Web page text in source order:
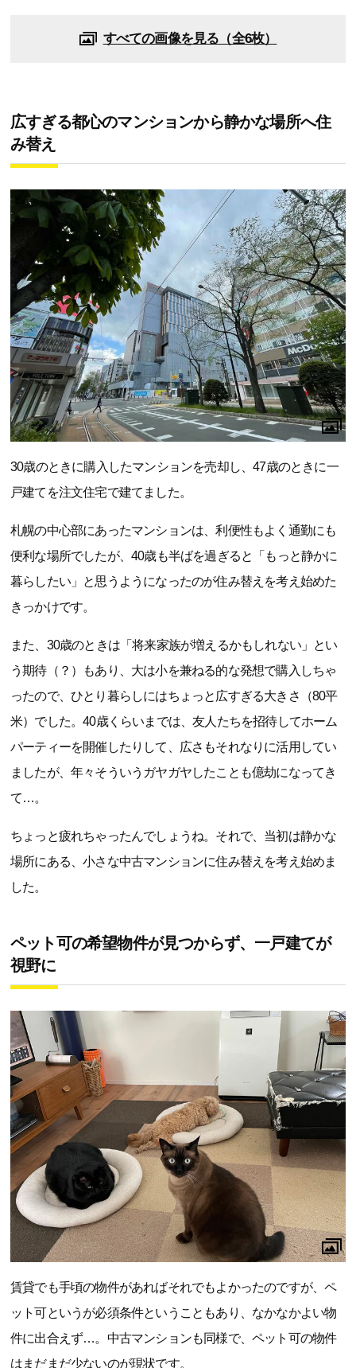
すべての画像を見る（全6枚）
広すぎる都心のマンションから静かな場所へ住
み替え
30歳のときに購入したマンションを売却し、47歳のときに一
戸建てを注文住宅で建てました。
札幌の中心部にあったマンションは、利便性もよく通勤にも
便利な場所でしたが、40歳も半ばを過ぎると「もっと静かに
暮らしたい」と思うようになったのが住み替えを考え始めた
きっかけです。
また、30歳のときは「将来家族が増えるかもしれない」とい
う期待（？）もあり、大は小を兼ねる的な発想で購入しちゃ
ったので、ひとり暮らしにはちょっと広すぎる大きさ（80平
米）でした。40歳くらいまでは、友人たちを招待してホーム
パーティーを開催したりして、広さもそれなりに活用してい
ましたが、年々そういうガヤガヤしたことも億劫になってき
て…。
ちょっと疲れちゃったんでしょうね。それで、当初は静かな
場所にある、小さな中古マンションに住み替えを考え始めま
した。
ペット可の希望物件が見つからず、一戸建てが
視野に
賃貸でも手頃の物件があればそれでもよかったのですが、ペ
ット可というが必須条件ということもあり、なかなかよい物
件に出合えず…。中古マンションも同様で、ペット可の物件
はまだまだ少ないのが現状です。